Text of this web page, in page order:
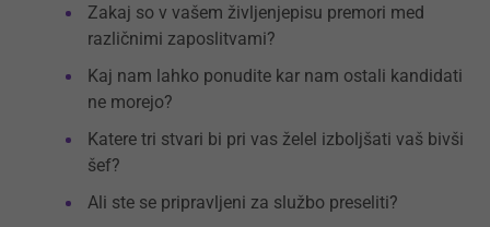
Zakaj so v vašem življenjepisu premori med
različnimi zaposlitvami?
Kaj nam lahko ponudite kar nam ostali kandidati
ne morejo?
Katere tri stvari bi pri vas želel izboljšati vaš bivši
šef?
Ali ste se pripravljeni za službo preseliti?